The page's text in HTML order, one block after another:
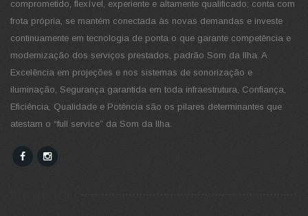
comprometido, flexível, experiente e altamente qualificado; conta com
frota própria, se mantém conectada às novas demandas e investe
continuamente em tecnologia de ponta o que garante competência e
modernização dos serviços prestados, padrão Som da Ilha. A
Excelência em projeções e nos sistemas de sonorização e
iluminação, Segurança garantida em toda infraestrutura, Confiança,
Eficiência, Qualidade e Potência são os pilares determinantes que
atestam o “full service” da Som da Ilha.